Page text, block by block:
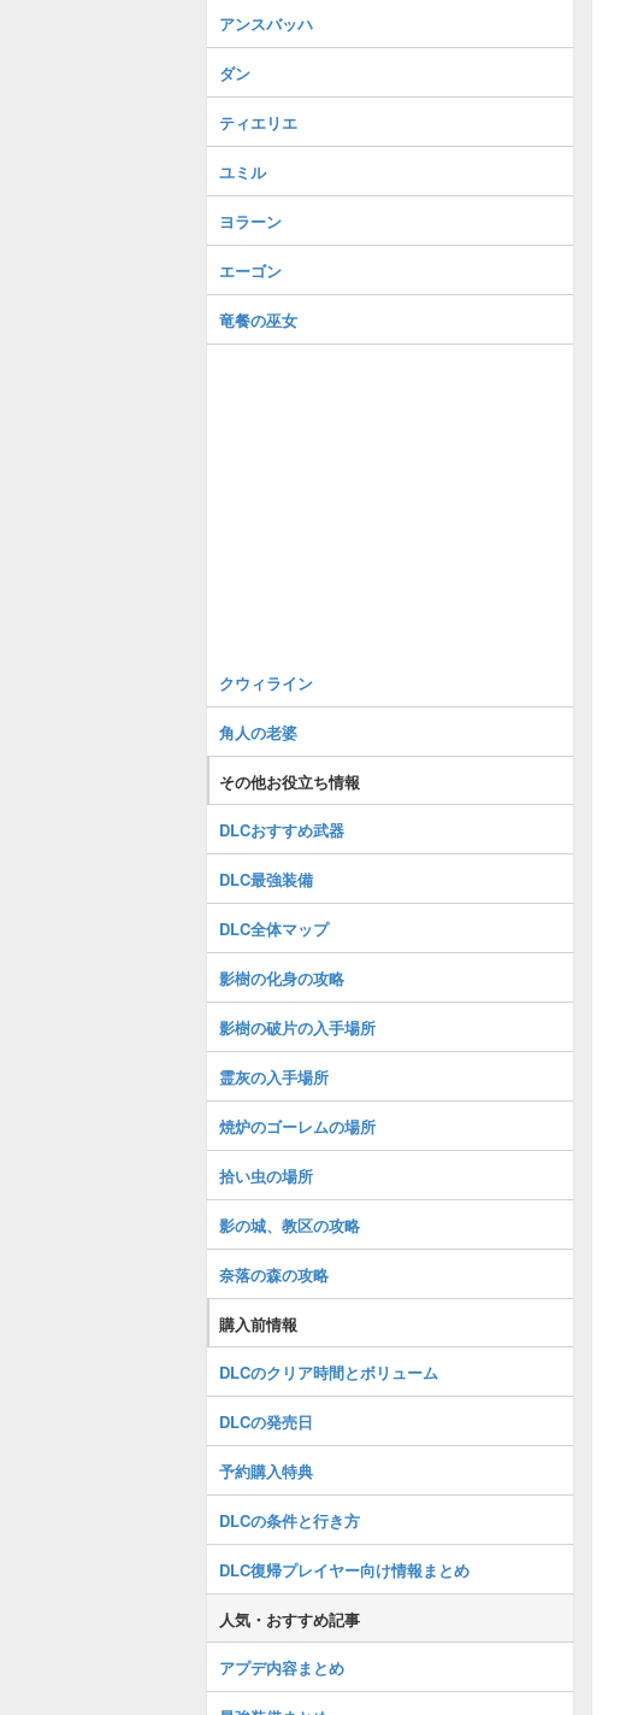
アンスバッハ
ダン
ティエリエ
ユミル
ヨラーン
エーゴン
竜餐の巫女
クウィライン
角人の老婆
その他お役立ち情報
DLCおすすめ武器
DLC最強装備
DLC全体マップ
影樹の化身の攻略
影樹の破片の入手場所
霊灰の入手場所
焼炉のゴーレムの場所
拾い虫の場所
影の城、教区の攻略
奈落の森の攻略
購入前情報
DLCのクリア時間とボリューム
DLCの発売日
予約購入特典
DLCの条件と行き方
DLC復帰プレイヤー向け情報まとめ
人気・おすすめ記事
アプデ内容まとめ